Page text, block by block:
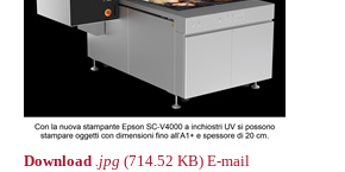
Download .jpg (714.52 KB) E-mail